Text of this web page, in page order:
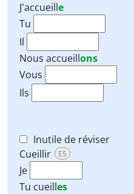
J'accueille
Tu
Il
Nous accueillons
Vous
Ils
Inutile de réviser
Cueillir
ES
Je
Tu cueilles